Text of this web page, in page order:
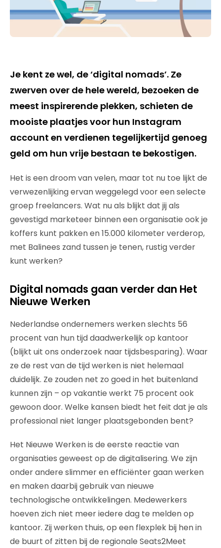
Je kent ze wel, de ‘digital nomads’. Ze
zwerven over de hele wereld, bezoeken de
meest inspirerende plekken, schieten de
mooiste plaatjes voor hun Instagram
account en verdienen tegelijkertijd genoeg
geld om hun vrije bestaan te bekostigen.
Het is een droom van velen, maar tot nu toe lijkt de
verwezenlijking ervan weggelegd voor een selecte
groep freelancers. Wat nu als blijkt dat jij als
gevestigd marketeer binnen een organisatie ook je
koffers kunt pakken en 15.000 kilometer verderop,
met Balinees zand tussen je tenen, rustig verder
kunt werken?
Digital nomads gaan verder dan Het
Nieuwe Werken
Nederlandse ondernemers werken slechts 56
procent van hun tijd daadwerkelijk op kantoor
(blijkt uit ons onderzoek naar tijdsbesparing). Waar
ze de rest van de tijd werken is niet helemaal
duidelijk. Ze zouden net zo goed in het buitenland
kunnen zijn – op vakantie werkt 75 procent ook
gewoon door. Welke kansen biedt het feit dat je als
professional niet langer plaatsgebonden bent?
Het Nieuwe Werken is de eerste reactie van
organisaties geweest op de digitalisering. We zijn
onder andere slimmer en efficiënter gaan werken
en maken daarbij gebruik van nieuwe
technologische ontwikkelingen. Medewerkers
hoeven zich niet meer iedere dag te melden op
kantoor. Zij werken thuis, op een flexplek bij hen in
de buurt of zitten bij de regionale Seats2Meet